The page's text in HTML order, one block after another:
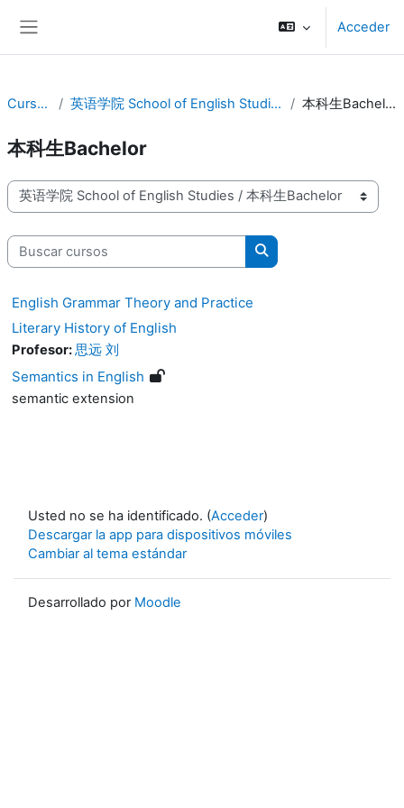
Acceder
Cursos 英语学院 School of English Studies 本科生Bachelor
本科生Bachelor
Categorías
Buscar cursos
Buscar cursos
English Grammar Theory and Practice
Literary History of English
Profesor:思远 刘
Semantics in English
semantic extension
Usted no se ha identificado. (Acceder)
Descargar la app para dispositivos móviles
Cambiar al tema estándar
Desarrollado por Moodle